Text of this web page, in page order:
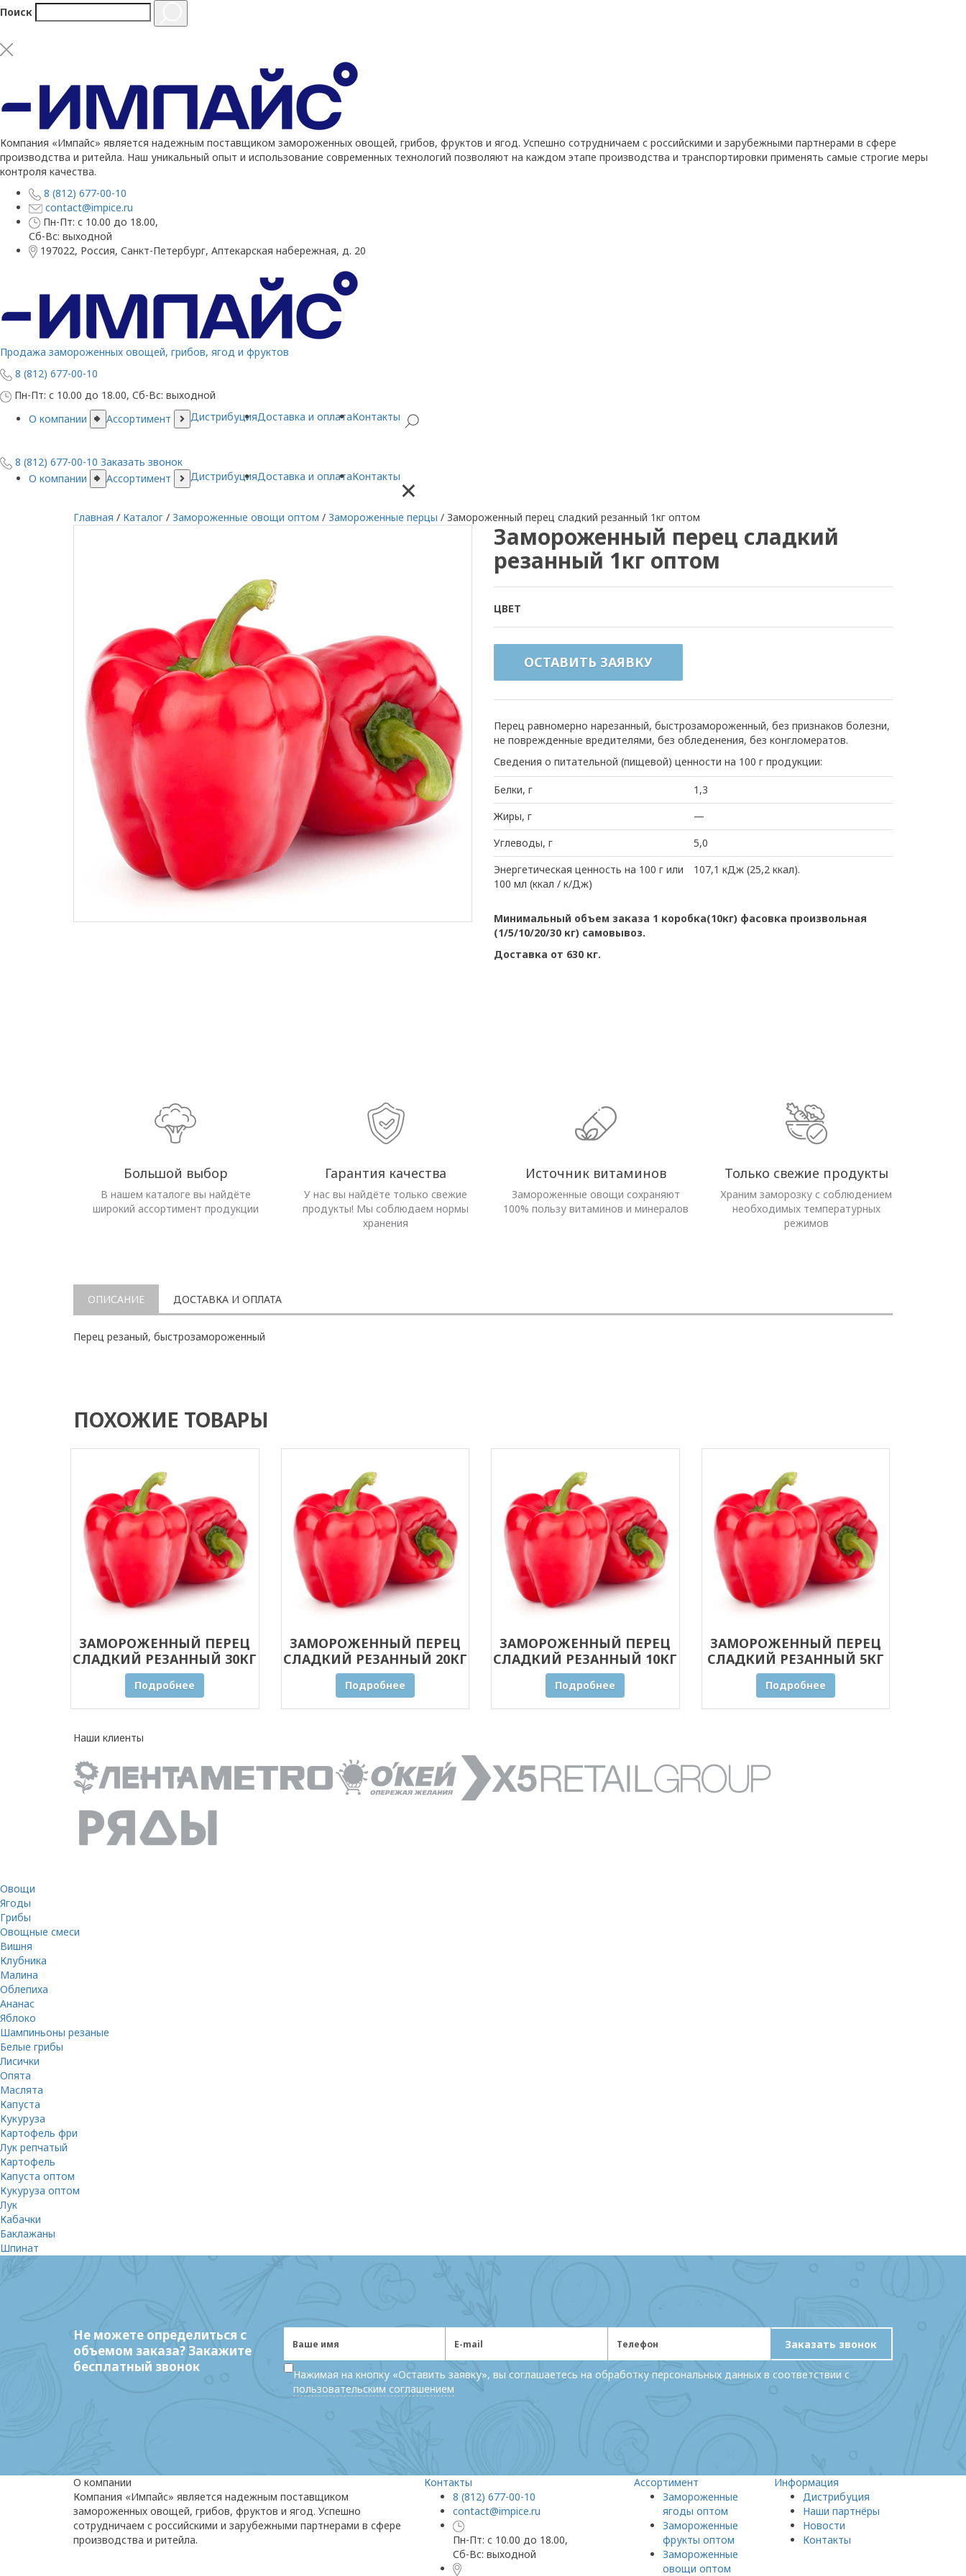
Поиск
Компания «Импайс» является надежным поставщиком замороженных овощей, грибов, фруктов и ягод. Успешно сотрудничаем с российскими и зарубежными партнерами в сфере
производства и ритейла. Наш уникальный опыт и использование современных технологий позволяют на каждом этапе производства и транспортировки применять самые строгие меры
контроля качества.
8 (812) 677-00-10
contact@impice.ru
Пн-Пт: с 10.00 до 18.00,
Сб-Вс: выходной
197022, Россия, Санкт-Петербург, Аптекарская набережная, д. 20
Продажа замороженных овощей, грибов, ягод и фруктов
8 (812) 677-00-10
Пн-Пт: с 10.00 до 18.00, Сб-Вс: выходной
О компании
Ассортимент ДистрибуцияДоставка и оплатаКонтакты
8 (812) 677-00-10 Заказать звонок
О компании
Ассортимент ДистрибуцияДоставка и оплатаКонтакты×
Главная / Каталог / Замороженные овощи оптом / Замороженные перцы / Замороженный перец сладкий резанный 1кг оптом
Замороженный перец сладкий
резанный 1кг оптом
ЦВЕТ
ОСТАВИТЬ ЗАЯВКУ
Перец равномерно нарезанный, быстрозамороженный, без признаков болезни,
не поврежденные вредителями, без обледенения, без конгломератов.
Сведения о питательной (пищевой) ценности на 100 г продукции:
Белки, г
1,3
Жиры, г
—
Углеводы, г
5,0
Энергетическая ценность на 100 г или
100 мл (ккал / к/Дж)
107,1 кДж (25,2 ккал).
Минимальный объем заказа 1 коробка(10кг) фасовка произвольная
(1/5/10/20/30 кг) самовывоз.
Доставка от 630 кг.
Большой выбор
В нашем каталоге вы найдёте
широкий ассортимент продукции
Гарантия качества
У нас вы найдёте только свежие
продукты! Мы соблюдаем нормы
хранения
Источник витаминов
Замороженные овощи сохраняют
100% пользу витаминов и минералов
Только свежие продукты
Храним заморозку с соблюдением
необходимых температурных
режимов
ОПИСАНИЕ ДОСТАВКА И ОПЛАТА
Перец резаный, быстрозамороженный
ПОХОЖИЕ ТОВАРЫ
ЗАМОРОЖЕННЫЙ ПЕРЕЦ
СЛАДКИЙ РЕЗАННЫЙ 30КГ
ОПТОМ
Подробнее
ЗАМОРОЖЕННЫЙ ПЕРЕЦ
СЛАДКИЙ РЕЗАННЫЙ 20КГ
ОПТОМ
Подробнее
ЗАМОРОЖЕННЫЙ ПЕРЕЦ
СЛАДКИЙ РЕЗАННЫЙ 10КГ
ОПТОМ
Подробнее
ЗАМОРОЖЕННЫЙ ПЕРЕЦ
СЛАДКИЙ РЕЗАННЫЙ 5КГ
ОПТОМ
Подробнее
Наши клиенты
Овощи
Ягоды
Грибы
Овощные смеси
Вишня
Клубника
Малина
Облепиха
Ананас
Яблоко
Шампиньоны резаные
Белые грибы
Лисички
Опята
Маслята
Капуста
Кукуруза
Картофель фри
Лук репчатый
Картофель
Капуста оптом
Кукуруза оптом
Лук
Кабачки
Баклажаны
Шпинат
Не можете определиться с
объемом заказа? Закажите
бесплатный звонок
Заказать звонок
Нажимая на кнопку «Оставить заявку», вы соглашаетесь на обработку персональных данных в соответствии с
пользовательским соглашением
О компании
Компания «Импайс» является надежным поставщиком
замороженных овощей, грибов, фруктов и ягод. Успешно
сотрудничаем с российскими и зарубежными партнерами в сфере
производства и ритейла.
Контакты
8 (812) 677-00-10
contact@impice.ru
Пн-Пт: с 10.00 до 18.00,
Сб-Вс: выходной
Ассортимент
Замороженные
ягоды оптом
Замороженные
фрукты оптом
Замороженные
овощи оптом
Информация
Дистрибуция
Наши партнёры
Новости
Контакты